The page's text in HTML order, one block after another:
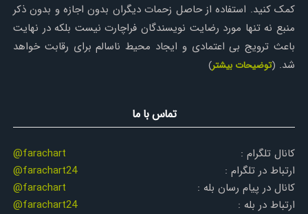
کمک کنید. استفاده از حاصل زحمات دیگران بدون اجازه و بدون ذکر
منبع نه تنها مورد رضایت نویسندگان فراچارت نیست بلکه در نهایت
باعث ترویج بی اعتمادی و ایجاد محیط ناسالم برای رقابت خواهد
شد. (توضیحات بیشتر)
تماس با ما
کانال تلگرام :
@farachart
ارتباط در تلگرام :
@farachart24
کانال در پیام رسان بله :
@farachart
ارتباط در بله :
@farachart24